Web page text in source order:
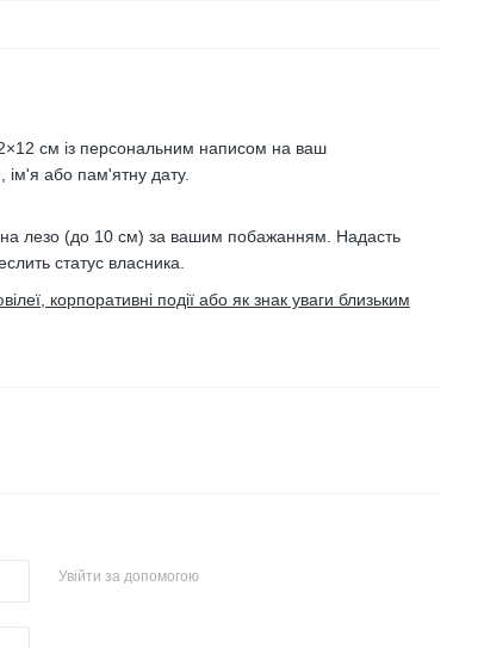
см із персональним написом на ваш
ім'я або пам'ятну дату.
на лезо (до 10 см) за вашим побажанням. Надасть
статус власника.
корпоративні події або як знак уваги близьким
Увійти за допомогою